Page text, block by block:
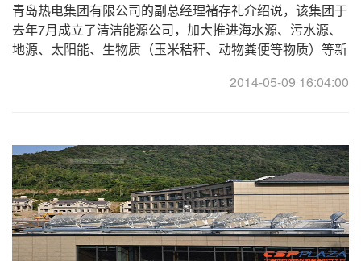
青岛热电集团有限公司的副总经理褚存礼介绍说，该集团于
去年7月成立了清洁能源公司，加大推进海水源、污水源、
地源、太阳能、生物质（玉米秸秆、动物粪便等物质）等新
2014-05-09 16:04:00